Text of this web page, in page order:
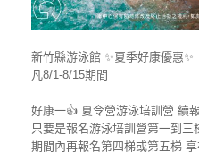
新竹縣游泳館 ✨夏季好康優惠✨
凡8/1-8/15期間
好康一👍 夏令營游泳培訓營 續
只要是報名游泳培訓營第一到三
期間內再報名第四梯或第五梯